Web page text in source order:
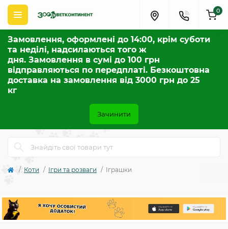
Замовлення, оформлені до 14:00, крім суботи
та неділі, надсилаються того ж
дня. Замовлення в сумі до 100 грн
відправляються по передплаті. Безкоштовна
доставка на замовлення від 3000 грн до 25
кг
Зачинити
0
Коти Ігри та розваги Іграшки